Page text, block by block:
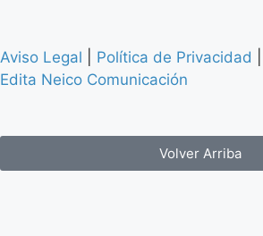
Aviso Legal Política de Privacidad
Edita Neico Comunicación
Volver Arriba